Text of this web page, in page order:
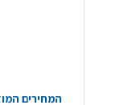
המחירים